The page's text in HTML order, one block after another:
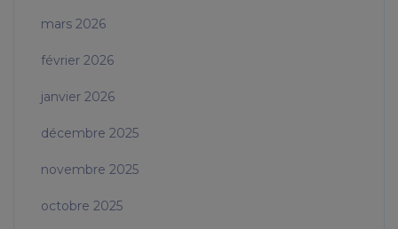
mars 2026
février 2026
janvier 2026
décembre 2025
novembre 2025
octobre 2025